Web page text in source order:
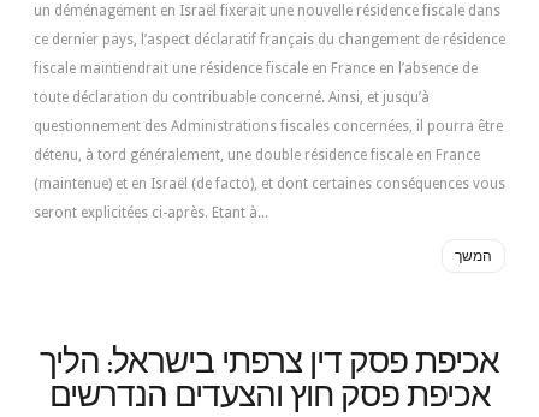
un déménagement en Israël fixerait une nouvelle résidence fiscale dans
ce dernier pays, l’aspect déclaratif français du changement de résidence
fiscale maintiendrait une résidence fiscale en France en l’absence de
toute déclaration du contribuable concerné. Ainsi, et jusqu’à
questionnement des Administrations fiscales concernées, il pourra être
détenu, à tord généralement, une double résidence fiscale en France
(maintenue) et en Israël (de facto), et dont certaines conséquences vous
seront explicitées ci-après. Etant à...
המשך
אכיפת פסק דין צרפתי בישראל: הליך
אכיפת פסק חוץ והצעדים הנדרשים